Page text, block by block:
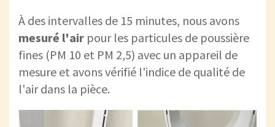
À des intervalles de 15 minutes, nous avons
mesuré l'air pour les particules de poussière
fines (PM 10 et PM 2,5) avec un appareil de
mesure et avons vérifié l'indice de qualité de
l'air dans la pièce.